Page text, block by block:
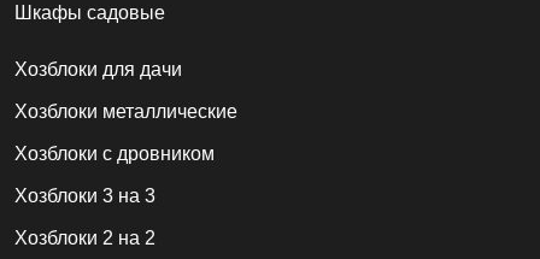
Шкафы садовые
Хозблоки для дачи
Хозблоки металлические
Хозблоки с дровником
Хозблоки 3 на 3
Хозблоки 2 на 2